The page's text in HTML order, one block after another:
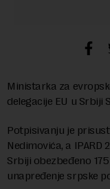
Ministarka za
delegacije EU u Srbiji
Potpisivanju je
Nedimovića, a IPARD
Srbiji obezbeđeno
unapređenje srpske